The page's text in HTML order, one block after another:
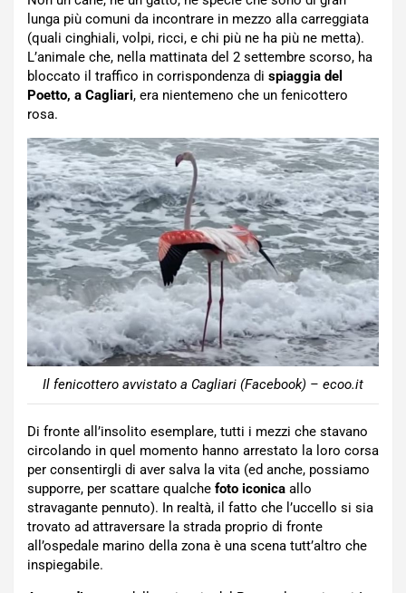
lunga più comuni da incontrare in mezzo alla carreggiata
(quali cinghiali, volpi, ricci, e chi più ne ha più ne metta).
L’animale che, nella mattinata del 2 settembre scorso, ha
bloccato il traffico in corrispondenza di spiaggia del
Poetto, a Cagliari, era nientemeno che un fenicottero
rosa.
Il fenicottero avvistato a Cagliari (Facebook) – ecoo.it
Di fronte all’insolito esemplare, tutti i mezzi che stavano
circolando in quel momento hanno arrestato la loro corsa
per consentirgli di aver salva la vita (ed anche, possiamo
supporre, per scattare qualche foto iconica allo
stravagante pennuto). In realtà, il fatto che l’uccello si sia
trovato ad attraversare la strada proprio di fronte
all’ospedale marino della zona è una scena tutt’altro che
inspiegabile.